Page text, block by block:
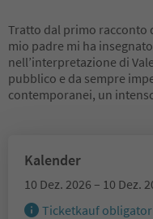
Tratto dal primo racconto
mio padre mi ha
nell’interpretazione di
pubblico e da sempre
contemporanei, un
Kalender
10 Dez. 2026 – 10 Dez.
Ticketkauf